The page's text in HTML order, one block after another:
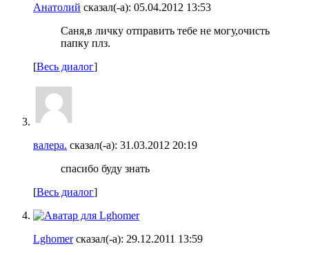
Анатолий сказал(-а): 05.04.2012 13:53
Саня,в личку отправить тебе не могу,очисть
папку плз.
[Весь диалог]
валера. сказал(-а): 31.03.2012 20:19
спасибо буду знать
[Весь диалог]
Lghomerсказал(-а): 29.12.2011 13:59